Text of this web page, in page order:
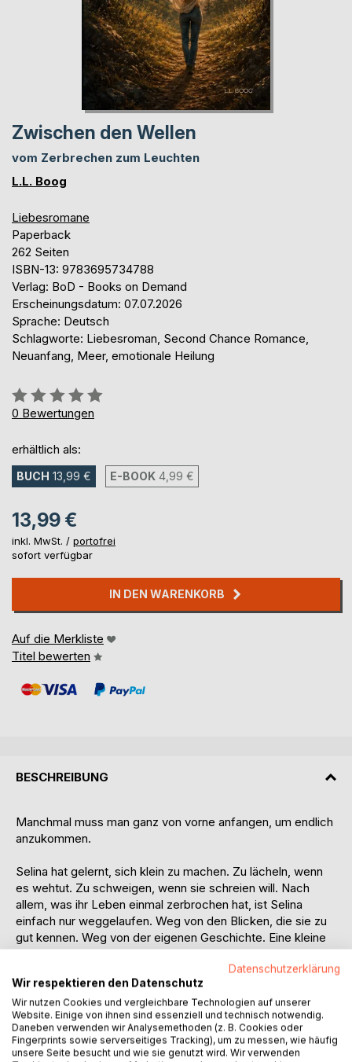
Zwischen den Wellen
vom Zerbrechen zum Leuchten
L.L. Boog
Liebesromane
Paperback
262 Seiten
ISBN-13: 9783695734788
Verlag: BoD - Books on Demand
Erscheinungsdatum: 07.07.2026
Sprache: Deutsch
Schlagworte: Liebesroman, Second Chance Romance,
Neuanfang, Meer, emotionale Heilung
Bewertung::
0%
0 Bewertungen
erhältlich als:
BUCH 13,99 € E-BOOK 4,99 €
13,99 €
inkl. MwSt. / portofrei
sofort verfügbar
IN DEN WARENKORB
Auf die Merkliste
Titel bewerten
BESCHREIBUNG
Manchmal muss man ganz von vorne anfangen, um endlich
anzukommen.
Selina hat gelernt, sich klein zu machen. Zu lächeln, wenn
es wehtut. Zu schweigen, wenn sie schreien will. Nach
allem, was ihr Leben einmal zerbrochen hat, ist Selina
einfach nur weggelaufen. Weg von den Blicken, die sie zu
gut kennen. Weg von der eigenen Geschichte. Eine kleine
Wohnung mit Blick aufs Meer, ein neuer Job, eine Stadt an
der Ostsee, in der niemand fragt, warum sie so vorsichtig
mit sich selbst ist. Sie nennt es Neuanfang. Was es wirklich
ist, begreift sie erst viel später.
Sie sitzt ihrem neuen Chef gegenüber und erkennt sein
Gesicht, bevor sie einen einzigen Ton sagen kann. Louis.
Datenschutzerklärung
Wir respektieren den Datenschutz
Wir nutzen Cookies und vergleichbare Technologien auf unserer
Website. Einige von ihnen sind essenziell und technisch notwendig.
Daneben verwenden wir Analysemethoden (z. B. Cookies oder
Fingerprints sowie serverseitiges Tracking), um zu messen, wie häufig
unsere Seite besucht und wie sie genutzt wird. Wir verwenden